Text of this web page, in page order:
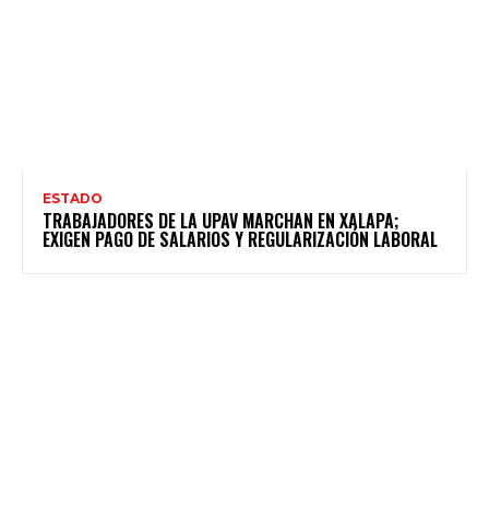
ESTADO
TRABAJADORES DE LA UPAV MARCHAN EN XALAPA;
EXIGEN PAGO DE SALARIOS Y REGULARIZACIÓN LABORAL